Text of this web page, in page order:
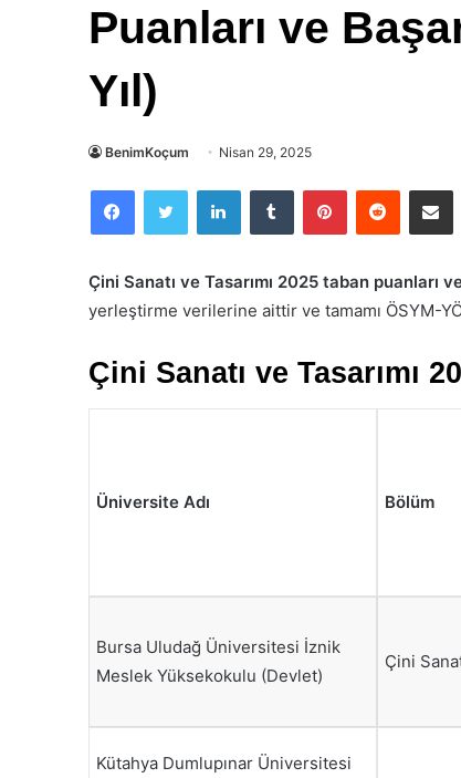
Puanları ve
Yıl)
BenimKoçum Nisan 29, 2025
FacebookTwitter LinkedInTumblr PinterestReddit E-
Çini Sanatı ve Tasarımı 2025 taban puanları
yerleştirme verilerine aittir ve tamamı ÖSYM-
Çini Sanatı ve Tasarımı
Üniversite Adı Bölüm
Bursa Uludağ Üniversitesi İznik
Meslek Yüksekokulu (Devlet)
Çini
Kütahya Dumlupınar Üniversitesi